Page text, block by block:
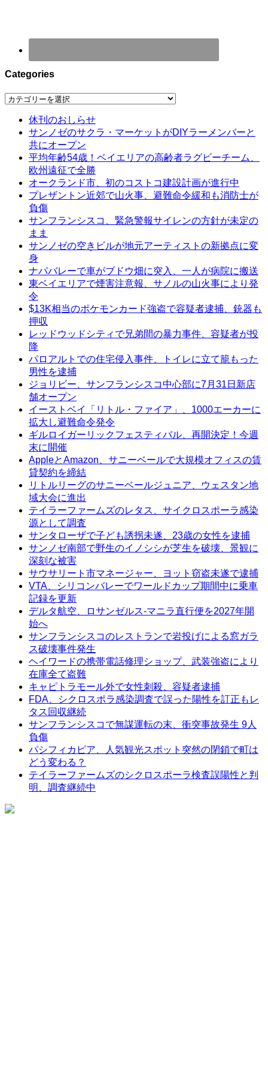
Categories
Categories
休刊のおしらせ
サンノゼのサクラ・マーケットがDIYラーメンバーと
共にオープン
平均年齢54歳！ベイエリアの高齢者ラグビーチーム、
欧州遠征で全勝
オークランド市、初のコストコ建設計画が進行中
プレザントン近郊で山火事、避難命令緩和も消防士が
負傷
サンフランシスコ、緊急警報サイレンの方針が未定の
まま
サンノゼの空きビルが地元アーティストの新拠点に変
身
ナパバレーで車がブドウ畑に突入、一人が病院に搬送
東ベイエリアで煙害注意報、サノルの山火事により発
令
$13K相当のポケモンカード強盗で容疑者逮捕、銃器も
押収
レッドウッドシティで兄弟間の暴力事件、容疑者が投
降
パロアルトでの住宅侵入事件、トイレに立て籠もった
男性を逮捕
ジョリビー、サンフランシスコ中心部に7月31日新店
舗オープン
イーストベイ「リトル・ファイア」、1000エーカーに
拡大し避難命令発令
ギルロイガーリックフェスティバル、再開決定！今週
末に開催
AppleとAmazon、サニーベールで大規模オフィスの賃
貸契約を締結
リトルリーグのサニーベールジュニア、ウェスタン地
域大会に進出
テイラーファームズのレタス、サイクロスポーラ感染
源として調査
サンタローザで子ども誘拐未遂、23歳の女性を逮捕
サンノゼ南部で野生のイノシシが芝生を破壊、景観に
深刻な被害
サウサリート市マネージャー、ヨット窃盗未遂で逮捕
VTA、シリコンバレーでワールドカップ期間中に乗車
記録を更新
デルタ航空、ロサンゼルス-マニラ直行便を2027年開
始へ
サンフランシスコのレストランで岩投げによる窓ガラ
ス破壊事件発生
ヘイワードの携帯電話修理ショップ、武装強盗により
在庫全て盗難
キャピトラモール外で女性刺殺、容疑者逮捕
FDA、シクロスポラ感染調査で誤った陽性を訂正もレ
タス回収継続
サンフランシスコで無謀運転の末、衝突事故発生 9人
負傷
パシフィカピア、人気観光スポット突然の閉鎖で町は
どう変わる？
テイラーファームズのシクロスポーラ検査誤陽性と判
明、調査継続中